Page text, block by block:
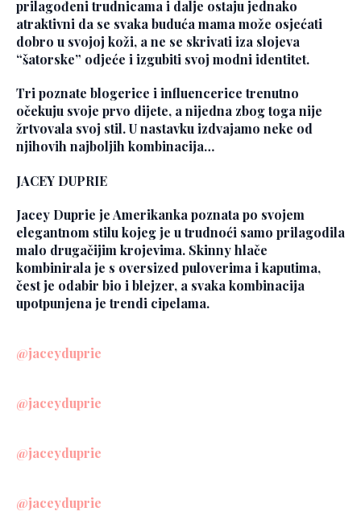
prilagođeni trudnicama i dalje ostaju jednako
atraktivni da se svaka buduća mama može osjećati
dobro u svojoj koži, a ne se skrivati iza slojeva
“šatorske” odjeće i izgubiti svoj modni identitet.
Tri poznate blogerice i influencerice trenutno
očekuju svoje prvo dijete, a nijedna zbog toga nije
žrtvovala svoj stil. U nastavku izdvajamo neke od
njihovih najboljih kombinacija…
JACEY DUPRIE
Jacey Duprie je Amerikanka poznata po svojem
elegantnom stilu kojeg je u trudnoći samo prilagodila
malo drugačijim krojevima. Skinny hlače
kombinirala je s oversized puloverima i kaputima,
čest je odabir bio i blejzer, a svaka kombinacija
upotpunjena je trendi cipelama.
@jaceyduprie
@jaceyduprie
@jaceyduprie
@jaceyduprie